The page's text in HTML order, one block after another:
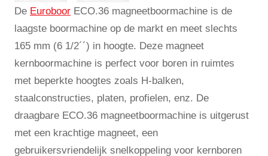
De Euroboor ECO.36 magneetboormachine is de
laagste boormachine op de markt en meet slechts
165 mm (6 1/2´´) in hoogte. Deze magneet
kernboormachine is perfect voor boren in ruimtes
met beperkte hoogtes zoals H-balken,
staalconstructies, platen, profielen, enz. De
draagbare ECO.36 magneetboormachine is uitgerust
met een krachtige magneet, een
gebruikersvriendelijk snelkoppeling voor kernboren